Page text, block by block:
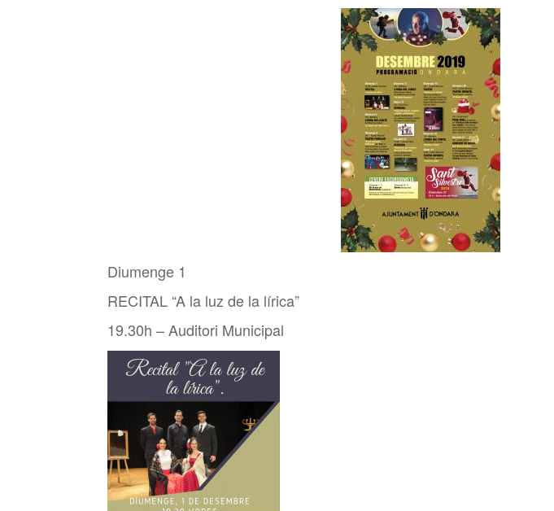
Diumenge 1
RECITAL “A la luz de la lírica”
19.30h – Auditori Municipal